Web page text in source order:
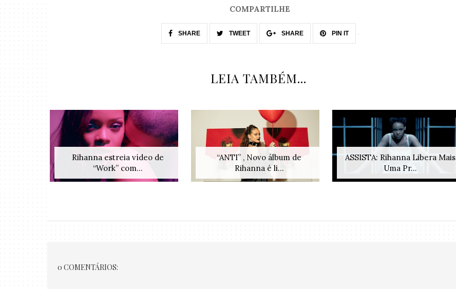
COMPARTILHE
SHARE TWEET SHARE PIN IT
LEIA TAMBÉM...
Rihanna estreia vídeo de
“Work” com...
“ANTI” , Novo álbum de
Rihanna é li...
ASSISTA: Rihanna Libera Mais
Uma Pr...
0 COMENTÁRIOS: